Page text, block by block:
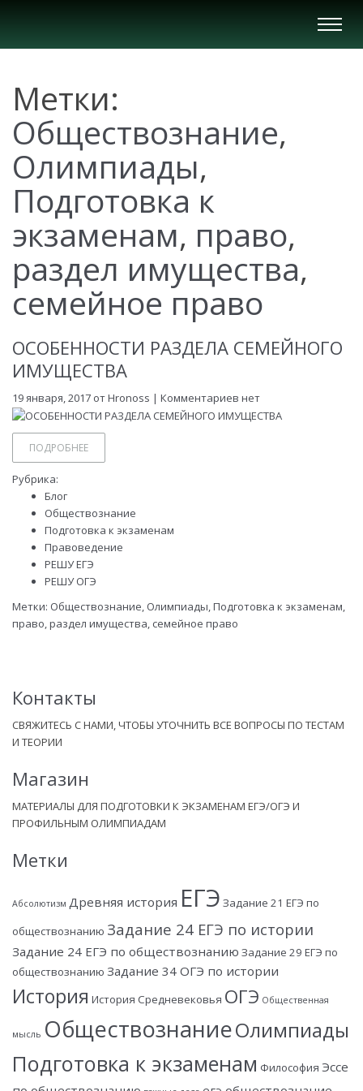
Вкл/
Выкл
Метки:
Обществознание,
Олимпиады,
Подготовка к
экзаменам, право,
раздел имущества,
семейное право
ОСОБЕННОСТИ РАЗДЕЛА СЕМЕЙНОГО
ИМУЩЕСТВА
19 января, 2017 отHronoss | Комментариев нет
ПОДРОБНЕЕ
Рубрика:
Блог
Обществознание
Подготовка к экзаменам
Правоведение
РЕШУ ЕГЭ
РЕШУ ОГЭ
Метки: Обществознание, Олимпиады,Подготовка к экзаменам,
право,раздел имущества, семейное право
Контакты
СВЯЖИТЕСЬ С НАМИ, ЧТОБЫ УТОЧНИТЬ ВСЕ ВОПРОСЫ ПО ТЕСТАМ
И ТЕОРИИ
Магазин
МАТЕРИАЛЫ ДЛЯ ПОДГОТОВКИ К ЭКЗАМЕНАМ ЕГЭ/ОГЭ И
ПРОФИЛЬНЫМ ОЛИМПИАДАМ
Метки
Абсолютизм Древняя история ЕГЭ Задание 21 ЕГЭ по
обществознанию Задание 24 ЕГЭ по истории
Задание 24 ЕГЭ по обществознанию Задание 29 ЕГЭ по
обществознанию Задание 34 ОГЭ по истории
История История Средневековья ОГЭ Общественная
мысль ОбществознаниеОлимпиады
Подготовка к экзаменам Философия Эссе